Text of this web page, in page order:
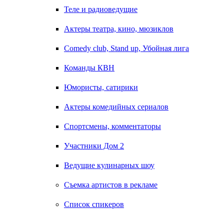
Теле и радиоведущие
Актеры театра, кино, мюзиклов
Comedy club, Stand up, Убойная лига
Команды КВН
Юмористы, сатирики
Актеры комедийных сериалов
Спортсмены, комментаторы
Участники Дом 2
Ведущие кулинарных шоу
Съемка артистов в рекламе
Список спикеров